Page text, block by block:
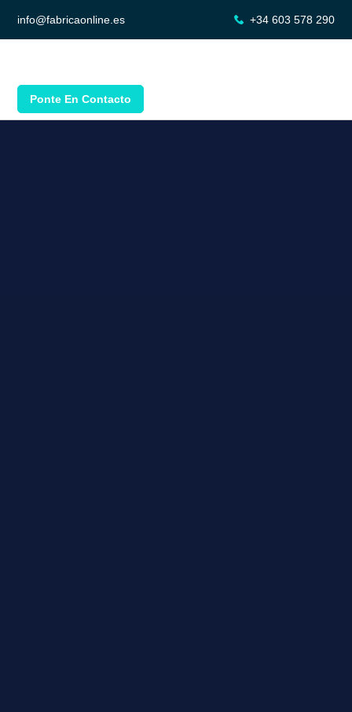
info@fabricaonline.es +34 603 578 290
Ponte En Contacto